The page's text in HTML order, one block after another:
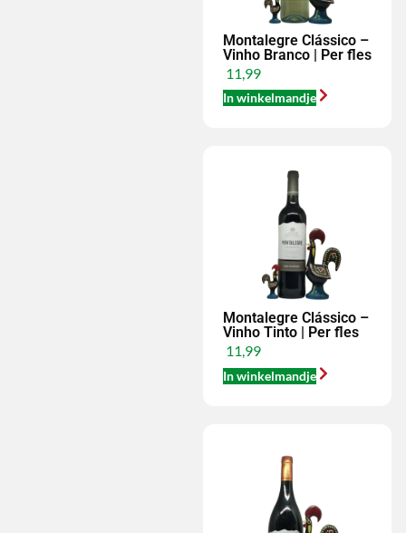
Montalegre Clássico –
Vinho Branco | Per fles
11,99
In winkelmandje
Montalegre Clássico –
Vinho Tinto | Per fles
11,99
In winkelmandje